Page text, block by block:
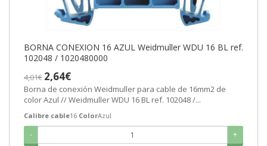
BORNA CONEXION 16 AZUL Weidmuller WDU 16 BL ref.
102048 / 1020480000
4,01€ 2,64€
Borna de conexión Weidmuller para cable de 16mm2 de
color Azul // Weidmuller WDU 16 BL ref. 102048 /...
Calibre cable16 ColorAzul
- +